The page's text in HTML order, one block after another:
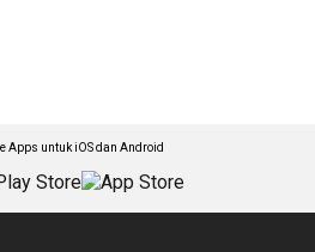
Apps untuk iOS dan Android